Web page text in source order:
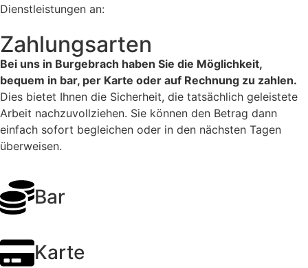
Dienstleistungen an:
Zahlungsarten
Bei uns in Burgebrach haben Sie die Möglichkeit,
bequem in bar, per Karte oder auf Rechnung zu zahlen.
Dies bietet Ihnen die Sicherheit, die tatsächlich geleistete
Arbeit nachzuvollziehen. Sie können den Betrag dann
einfach sofort begleichen oder in den nächsten Tagen
überweisen.
Bar
Karte